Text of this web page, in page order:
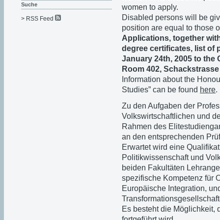
women to apply.
Disabled persons will be
position are equal to those
Applications, together
degree certificates, list of
January 24th, 2005 to the
Room 402,
Information about the
Studies” can be found here.
Zu den Aufgaben der
Volkswirtschaftlichen und
Rahmen des
an den entsprechenden
Erwartet wird eine
Politikwissenschaft und
beiden Fakultäten
spezifische Kompetenz für
Europäische Integration,
Es besteht die Möglichkeit,
Suche
> RSS Feed